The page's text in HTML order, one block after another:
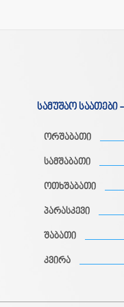
სამუშაო საათები -
ორშაბათი
სამშაბათი
ოთხშაბათი
პარასკევი
შაბათი
კვირა